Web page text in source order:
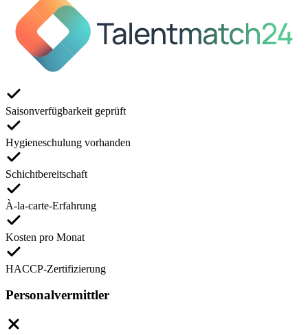
Saisonverfügbarkeit geprüft
Hygieneschulung vorhanden
Schichtbereitschaft
À-la-carte-Erfahrung
Kosten pro Monat
HACCP-Zertifizierung
Personalvermittler